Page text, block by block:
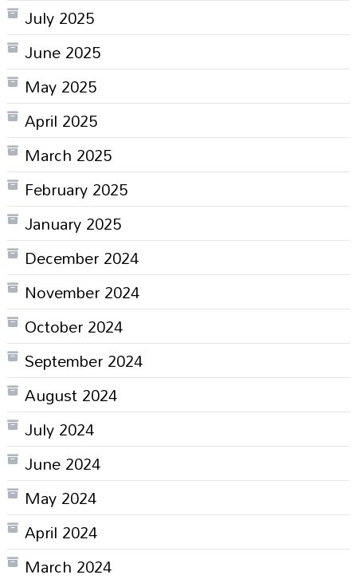
July 2025
June 2025
May 2025
April 2025
March 2025
February 2025
January 2025
December 2024
November 2024
October 2024
September 2024
August 2024
July 2024
June 2024
May 2024
April 2024
March 2024